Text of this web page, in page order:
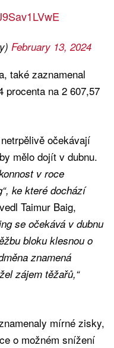
February 13, 2024
také zaznamenal
na 2 607,57
očekávají
mělo dojít v dubnu.
v roce
ke které dochází
Taimur Baig,
se očekává v dubnu
bloku klesnou o
znamená
zájem těžařů,“
mírné zisky,
o možném snížení